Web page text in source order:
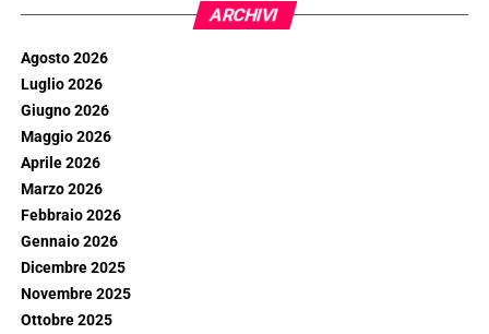
ARCHIVI
Agosto 2026
Luglio 2026
Giugno 2026
Maggio 2026
Aprile 2026
Marzo 2026
Febbraio 2026
Gennaio 2026
Dicembre 2025
Novembre 2025
Ottobre 2025